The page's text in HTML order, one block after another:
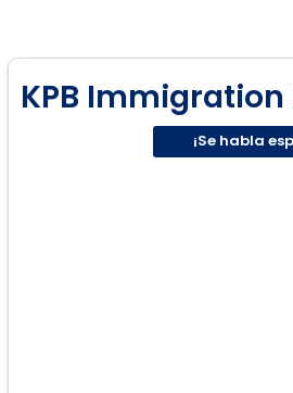
KPB Immigration
¡Se habla